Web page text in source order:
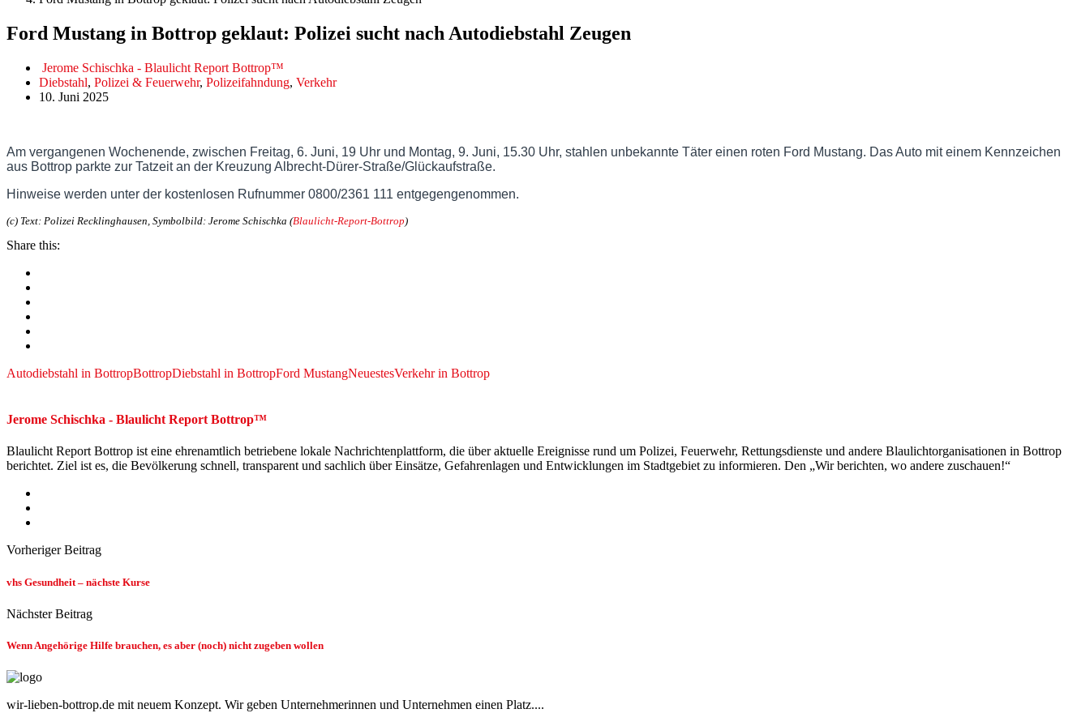
Ford Mustang in Bottrop geklaut: Polizei sucht nach Autodiebstahl Zeugen
Jerome Schischka - Blaulicht Report Bottrop™
Diebstahl, Polizei & Feuerwehr, Polizeifahndung, Verkehr
10. Juni 2025
Am vergangenen Wochenende, zwischen Freitag, 6. Juni, 19 Uhr und Montag, 9. Juni, 15.30 Uhr, stahlen unbekannte Täter einen roten Ford Mustang. Das Auto mit einem Kennzeichen
aus Bottrop parkte zur Tatzeit an der Kreuzung Albrecht-Dürer-Straße/Glückaufstraße.
Hinweise werden unter der kostenlosen Rufnummer 0800/2361 111 entgegengenommen.
(c) Text: Polizei Recklinghausen, Symbolbild: Jerome Schischka (Blaulicht-Report-Bottrop)
Share this:
Autodiebstahl in BottropBottropDiebstahl in BottropFord MustangNeuestesVerkehr in Bottrop
Jerome Schischka - Blaulicht Report Bottrop™
Blaulicht Report Bottrop ist eine ehrenamtlich betriebene lokale Nachrichtenplattform, die über aktuelle Ereignisse rund um Polizei, Feuerwehr, Rettungsdienste und andere Blaulichtorganisationen in Bottrop
berichtet. Ziel ist es, die Bevölkerung schnell, transparent und sachlich über Einsätze, Gefahrenlagen und Entwicklungen im Stadtgebiet zu informieren. Den „Wir berichten, wo andere zuschauen!“
Vorheriger Beitrag
vhs Gesundheit – nächste Kurse
Nächster Beitrag
Wenn Angehörige Hilfe brauchen, es aber (noch) nicht zugeben wollen
wir-lieben-bottrop.de mit neuem Konzept. Wir geben Unternehmerinnen und Unternehmen einen Platz....